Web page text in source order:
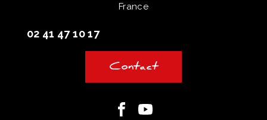
France
02 41 47 10 17
Contact
FacebookYoutube